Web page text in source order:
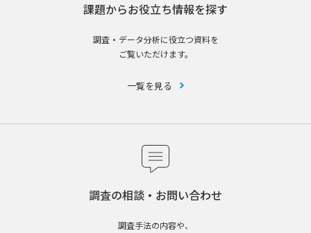
課題からお役立ち情報を探す
調査・データ分析に役立つ資料を
ご覧いただけます。
一覧を見る
調査の相談・お問い合わせ
調査手法の内容や、